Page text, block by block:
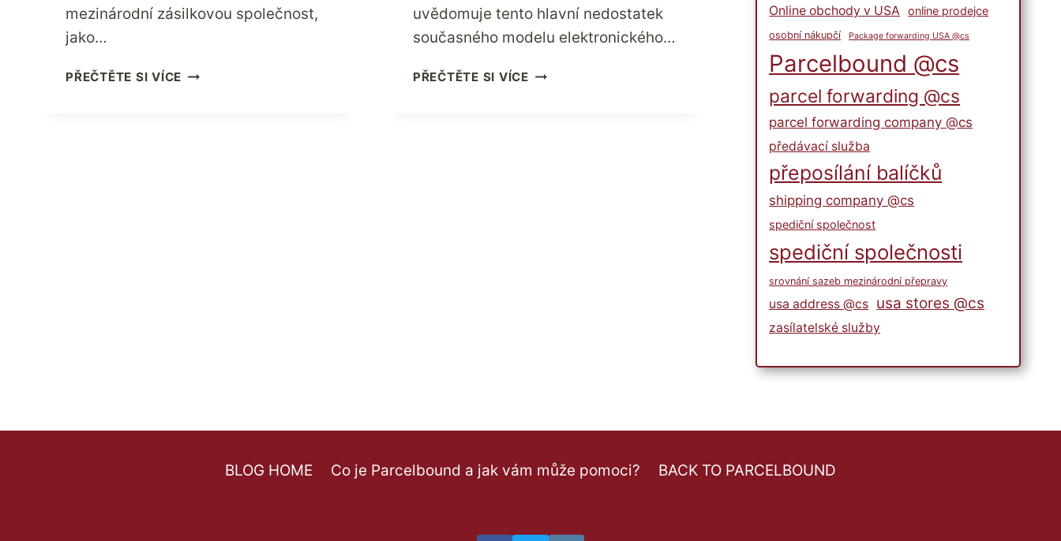
mezinárodní zásilkovou společnost,
jako…
PŘEČTĚTE SI VÍCE VÁZANÉ
uvědomuje tento hlavní nedostatek
současného modelu elektronického…
PŘEČTĚTE SI VÍCENAKUPUJTE
Online obchody v USA online prodejce
osobní nákupčí Package forwarding USA @cs
Parcelbound @cs
parcel forwarding @cs
parcel forwarding company @cs
předávací služba
přeposílání balíčků
shipping company @cs
spediční společnost
spediční společnosti
srovnání sazeb mezinárodní přepravy
usa address @cs usa stores @cs
zasílatelské služby
BLOG HOME Co je Parcelbound a jak vám může pomoci? BACK TO PARCELBOUND